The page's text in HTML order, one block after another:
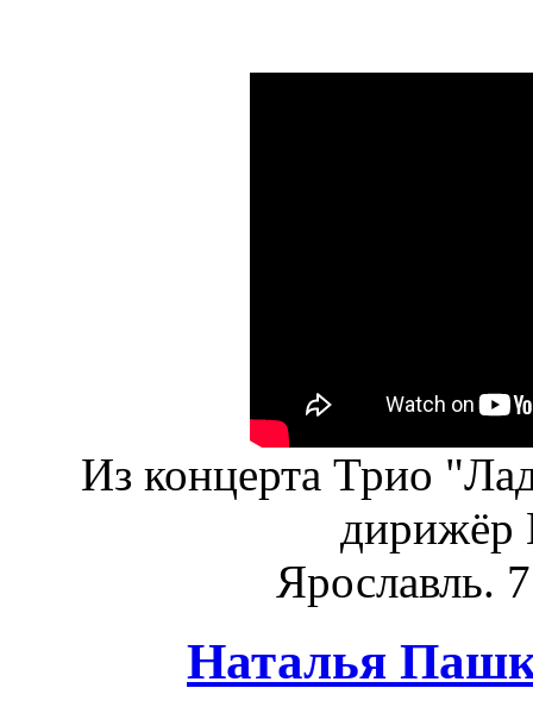
Из концерта Трио
дирижёр
Ярославль.
Наталья